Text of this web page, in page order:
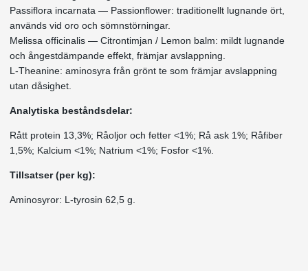
Passiflora incarnata — Passionflower: traditionellt lugnande ört,
används vid oro och sömnstörningar.
Melissa officinalis — Citrontimjan / Lemon balm: mildt lugnande
och ångestdämpande effekt, främjar avslappning.
L‑Theanine: aminosyra från grönt te som främjar avslappning
utan dåsighet.
Analytiska beståndsdelar:
Rått protein 13,3%; Råoljor och fetter <1%; Rå ask 1%; Råfiber
1,5%; Kalcium <1%; Natrium <1%; Fosfor <1%.
Tillsatser (per kg):
Aminosyror: L-tyrosin 62,5 g.